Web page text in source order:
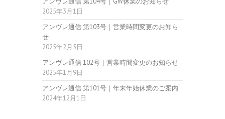
2025年3月1日
アンヴレ通信 第103号｜営業時間変更のお知ら
せ
2025年2月5日
アンヴレ通信 102号｜営業時間変更のお知らせ
2025年1月9日
アンヴレ通信 第101号｜年末年始休業のご案内
2024年12月1日